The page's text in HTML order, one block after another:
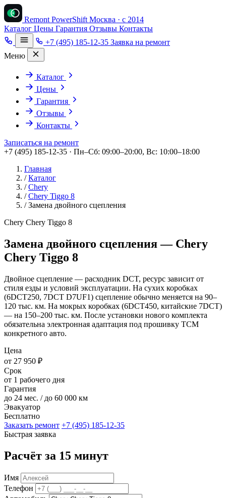
Remont PowerShift Москва · с 2014
Каталог Цены Гарантия Отзывы Контакты
+7 (495) 185-12-35 Заявка на ремонт
Меню
Каталог
Цены
Гарантия
Отзывы
Контакты
Записаться на ремонт
+7 (495) 185-12-35 · Пн–Сб: 09:00–20:00, Вс: 10:00–18:00
Главная
/ Каталог
/ Chery
/ Chery Tiggo 8
/ Замена двойного сцепления
Chery Chery Tiggo 8
Замена двойного сцепления — Chery
Chery Tiggo 8
Двойное сцепление — расходник DCT, ресурс зависит от
стиля езды и условий эксплуатации. На сухих коробках
(6DCT250, 7DCT D7UF1) сцепление обычно меняется на 90–
120 тыс. км. На мокрых коробках (6DCT450, китайские 7DCT)
— на 150–200 тыс. км. После установки нового комплекта
обязательна электронная адаптация под прошивку TCM
конкретного авто.
Цена
от 27 950 ₽
Срок
от 1 рабочего дня
Гарантия
до 24 мес. / до 60 000 км
Эвакуатор
Бесплатно
Заказать ремонт +7 (495) 185-12-35
Быстрая заявка
Расчёт за 15 минут
Имя
Телефон